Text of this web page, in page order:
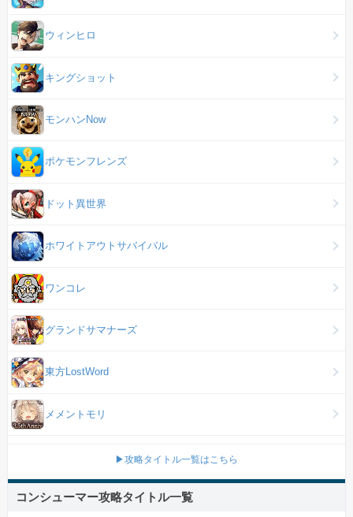
ウィンヒロ
キングショット
モンハンNow
ポケモンフレンズ
ドット異世界
ホワイトアウトサバイバル
ワンコレ
グランドサマナーズ
東方LostWord
メメントモリ
▶攻略タイトル一覧はこちら
コンシューマー攻略タイトル一覧